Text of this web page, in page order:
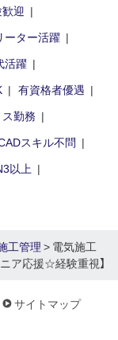
迎
ーター活躍
活躍
有資格者優遇
勤務
スキル不問
以上
工管理 > 電気施工
ア応援☆経験重視】
サイトマップ